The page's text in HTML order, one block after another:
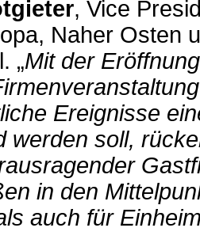
, Vice
Naher Osten
„Mit der
Ereignisse
werden soll,
in den
auch für